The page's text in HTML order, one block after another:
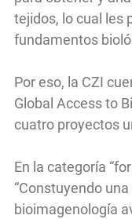
tejidos, lo cual les
fundamentos
Por eso, la CZI
Global Access to
cuatro proyectos
En la categoría
“Constuyendo
bioimagenología